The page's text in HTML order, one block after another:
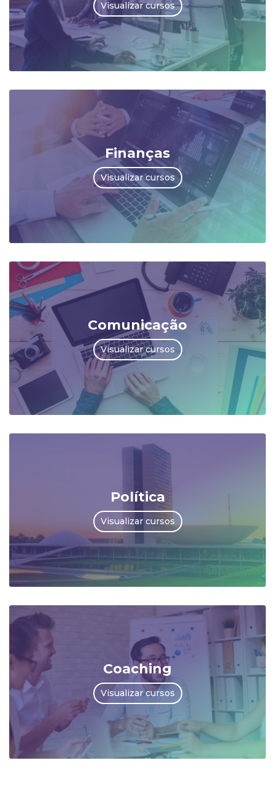
Visualizar cursos
Finanças
Visualizar cursos
Comunicação
Visualizar cursos
Política
Visualizar cursos
Coaching
Visualizar cursos